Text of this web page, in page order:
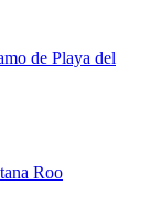
de Playa del
Roo